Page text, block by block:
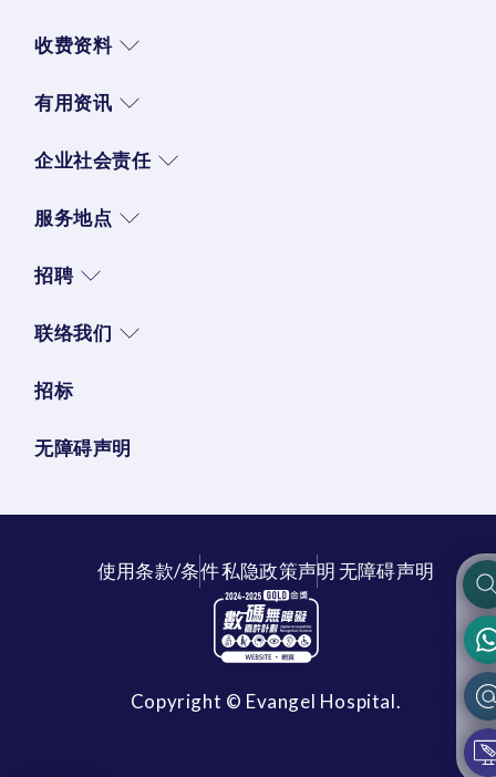
收费资料
有用资讯
企业社会责任
服务地点
招聘
联络我们
招标
无障碍声明
使用条款/条件私隐政策声明无障碍声明
Copyright © Evangel Hospital.